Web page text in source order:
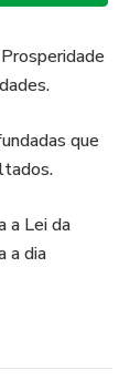
que
a Lei da
a dia